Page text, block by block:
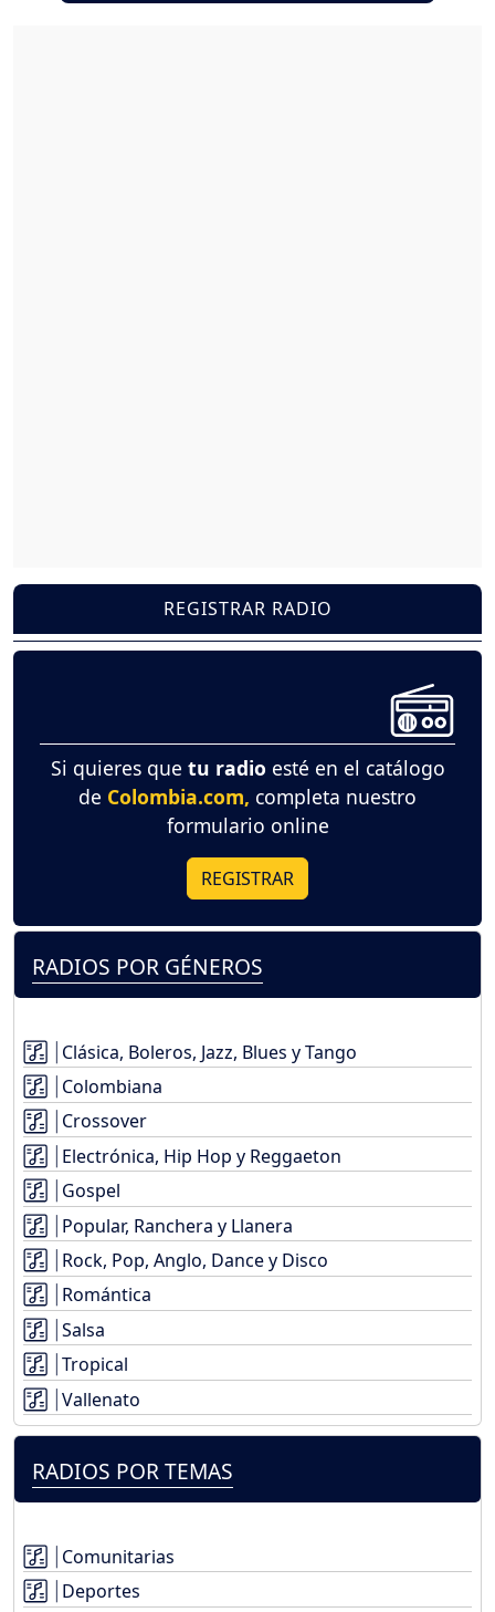
REGISTRAR RADIO
Si quieres que tu radio esté en el catálogo
de Colombia.com, completa nuestro
formulario online
REGISTRAR
RADIOS POR GÉNEROS
Clásica, Boleros, Jazz, Blues y Tango
Colombiana
Crossover
Electrónica, Hip Hop y Reggaeton
Gospel
Popular, Ranchera y Llanera
Rock, Pop, Anglo, Dance y Disco
Romántica
Salsa
Tropical
Vallenato
RADIOS POR TEMAS
Comunitarias
Deportes